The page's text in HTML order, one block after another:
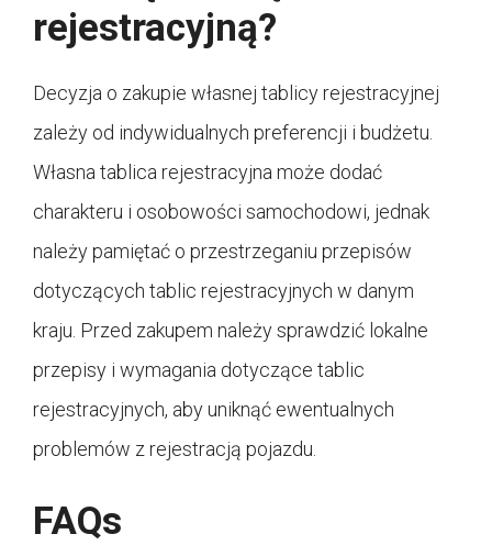
rejestracyjną?
Decyzja o zakupie własnej tablicy rejestracyjnej
zależy od indywidualnych preferencji i budżetu.
Własna tablica rejestracyjna może dodać
charakteru i osobowości samochodowi, jednak
należy pamiętać o przestrzeganiu przepisów
dotyczących tablic rejestracyjnych w danym
kraju. Przed zakupem należy sprawdzić lokalne
przepisy i wymagania dotyczące tablic
rejestracyjnych, aby uniknąć ewentualnych
problemów z rejestracją pojazdu.
FAQs